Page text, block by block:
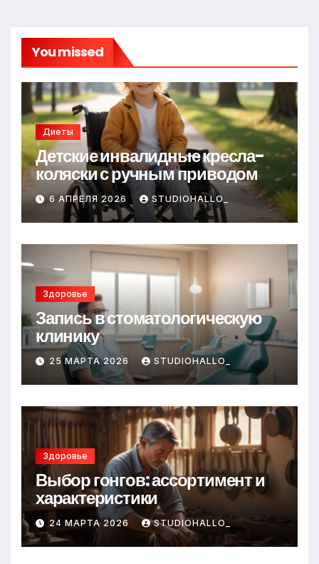
You missed
Диеты
Детские инвалидные кресла-
коляски с ручным приводом
6 АПРЕЛЯ 2026 STUDIOHALLO_
Здоровье
Запись в стоматологическую
клинику
25 МАРТА 2026 STUDIOHALLO_
Здоровье
Выбор гонгов: ассортимент и
характеристики
24 МАРТА 2026 STUDIOHALLO_